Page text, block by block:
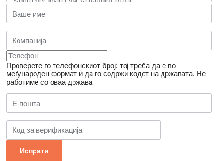
Проверете го телефонскиот број: тој треба да е во
меѓународен формат и да го содржи кодот на државата. Не
работиме со оваа држава